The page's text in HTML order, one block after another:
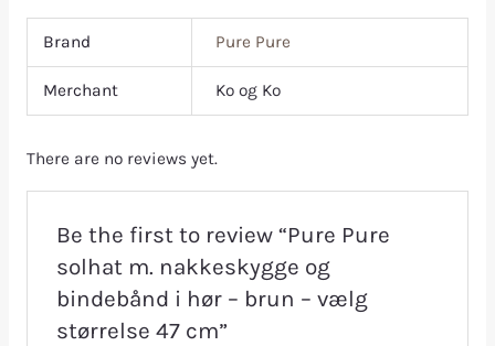
Brand Pure Pure
Merchant Ko og Ko
There are no reviews yet.
Be the first to review “Pure Pure
solhat m. nakkeskygge og
bindebånd i hør – brun – vælg
størrelse 47 cm”